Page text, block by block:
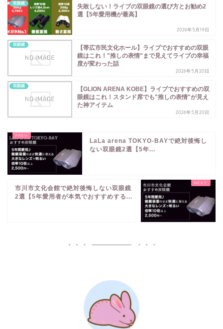
双眼鏡
失敗しない！ライブの双眼鏡の選び方とお勧め2
選【5年愛用機が最高】
2026年5月19日
双眼鏡
【帯広市民文化ホール】ライブでおすすめの双眼
鏡はこれ！"推しの表情"まで見えてライブの幸福
度が変わった話
2026年5月20日
双眼鏡
【GLION ARENA KOBE】ライブでおすすめの双
眼鏡はこれ！スタンド席でも"推しの表情"が見え
た神アイテム
2026年5月20日
LaLa arena TOKYO-BAYで絶対後悔し
ない双眼鏡2選【5年...
市川市文化会館で絶対後悔しない双眼鏡
2選【5年愛用者が本気でおすすめする...